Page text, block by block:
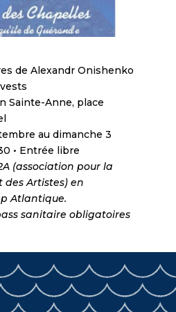
de Alexandr Onishenko
Sainte-Anne, place
au dimanche 3
• Entrée libre
(association pour la
des Artistes) en
Atlantique.
sanitaire obligatoires